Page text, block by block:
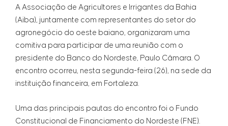
A Associação de Agricultores e Irrigantes da Bahia
(Aiba), juntamente com representantes do setor do
agronegócio do oeste baiano, organizaram uma
comitiva para participar de uma reunião com o
presidente do Banco do Nordeste, Paulo Câmara. O
encontro ocorreu, nesta segunda-feira (26), na sede da
instituição financeira, em Fortaleza.
Uma das principais pautas do encontro foi o Fundo
Constitucional de Financiamento do Nordeste (FNE).